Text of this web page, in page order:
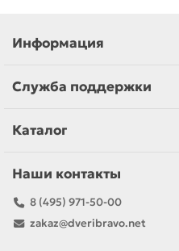
Информация
Служба поддержки
Каталог
Наши контакты
8 (495) 971-50-00
zakaz@dveribravo.net